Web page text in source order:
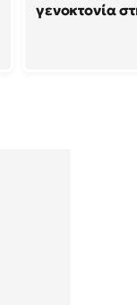
γενοκτονία